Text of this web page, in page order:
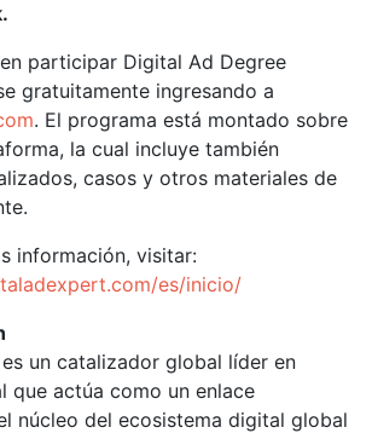
participar Digital Ad Degree
gratuitamente ingresando a
. El programa está montado sobre
la cual incluye también
casos y otros materiales de
información, visitar:
es/inicio/
un catalizador global líder en
que actúa como un enlace
núcleo del ecosistema digital global